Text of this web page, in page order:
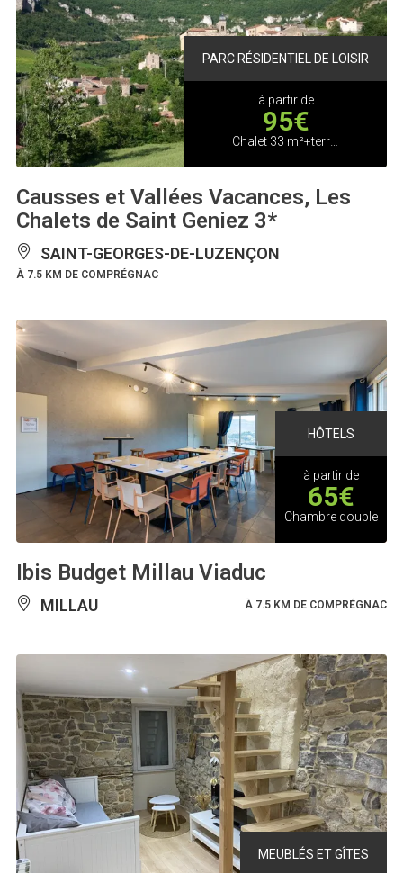
PARC RÉSIDENTIEL DE LOISIR
à partir de
95€
Chalet 33 m²+terrasse pour 4/5 pers, court séjour et week end
Causses et Vallées Vacances, Les
Chalets de Saint Geniez 3*
SAINT-GEORGES-DE-LUZENÇON
À 7.5 KM DE COMPRÉGNAC
HÔTELS
à partir de
65€
Chambre double
Ibis Budget Millau Viaduc
MILLAU À 7.5 KM DE COMPRÉGNAC
MEUBLÉS ET GÎTES